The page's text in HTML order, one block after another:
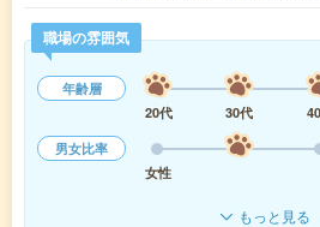
職場の雰囲気
年齢層
20代
30代
男女比率
女性
もっと見る